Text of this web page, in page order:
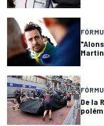
Martin
De la